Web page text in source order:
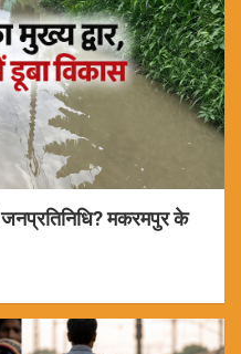
मकरमपुर के